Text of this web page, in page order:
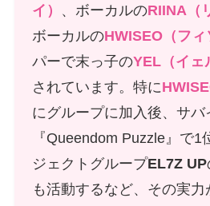
イ） 、ボーカルのRIINA（
ボーカルのHWISEO（フィ
パーで末っ子のYEL（イェ
されています。特に
にグループに加入後、サバ
『Queendom Puzzle』で1
ジェクトグループEL7Z UP
も活動するなど、その実